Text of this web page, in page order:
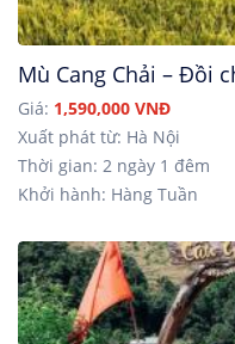
Mù Cang Chải – Đồi
Giá: 1,590,000 VNĐ
Xuất phát từ: Hà Nội
Thời gian: 2 ngày 1 đêm
Khởi hành: Hàng Tuần